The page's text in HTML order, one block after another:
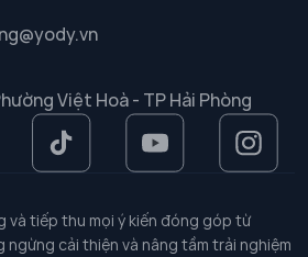
Việt Hoà - TP Hải Phòng
và tiếp thu mọi ý kiến đóng góp từ
ngừng cải thiện và nâng tầm trải nghiệm